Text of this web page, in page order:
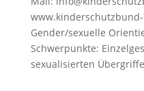
Gender/sexuelle
Schwerpunkte:
sexualisierten